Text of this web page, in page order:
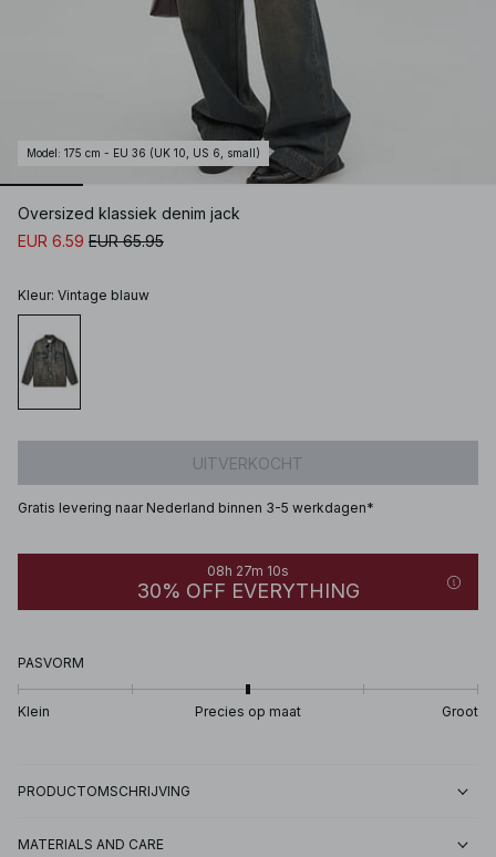
Model : 175 cm - EU 36 (UK 10, US 6, small)
Oversized klassiek denim jack
EUR 6.59 EUR 65.95
Kleur: Vintage blauw
UITVERKOCHT
Gratis levering naar Nederland binnen 3-5 werkdagen*
08h 27m 10s
30% OFF EVERYTHING
PASVORM
Klein Precies op maat Groot
PRODUCTOMSCHRIJVING
MATERIALS AND CARE